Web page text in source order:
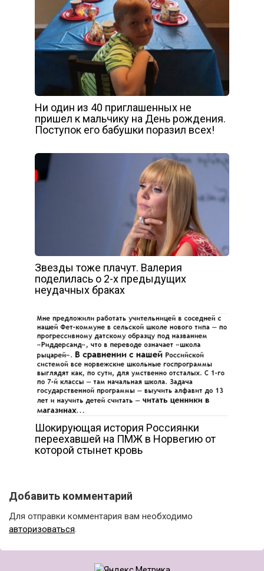
Ни один из 40 приглашенных не
пришел к мальчику на День рождения.
Поступок его бабушки поразил всех!
Звезды тоже плачут. Валерия
поделилась о 2-х предыдущих
неудачных браках
Шокирующая история Россиянки
переехавшей на ПМЖ в Норвегию от
которой стынет кровь
Добавить комментарий
Для отправки комментария вам необходимо
авторизоваться